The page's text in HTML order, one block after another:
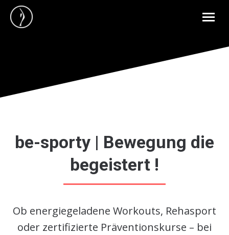
be-sporty | Bewegung die
begeistert !
Ob energiegeladene Workouts, Rehasport
oder zertifizierte Präventionskurse – bei